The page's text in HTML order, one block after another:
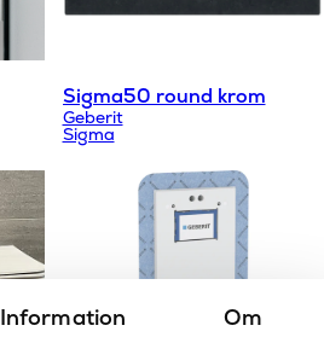
Information Om
Sigma50 round krom
Geberit
Sigma